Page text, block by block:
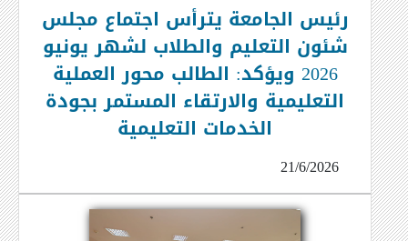
رئيس الجامعة يترأس اجتماع مجلس
شئون التعليم والطلاب لشهر يونيو
2026 ويؤكد: الطالب محور العملية
التعليمية والارتقاء المستمر بجودة
الخدمات التعليمية
21/6/2026